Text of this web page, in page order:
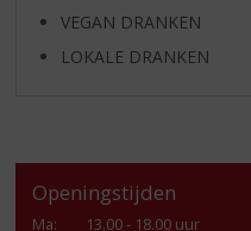
VEGAN DRANKEN
LOKALE DRANKEN
Openingstijden
Ma:
13.00 - 18.00 uur